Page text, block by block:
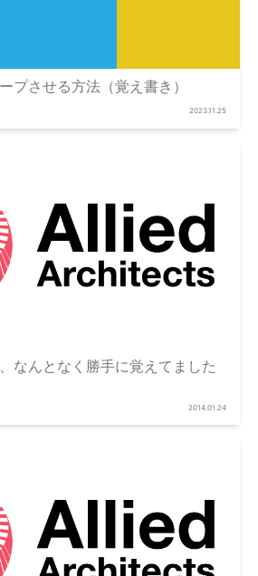
プさせる方法（覚え書き）
2023.11.25
なんとなく勝手に覚えてました
2014.01.24